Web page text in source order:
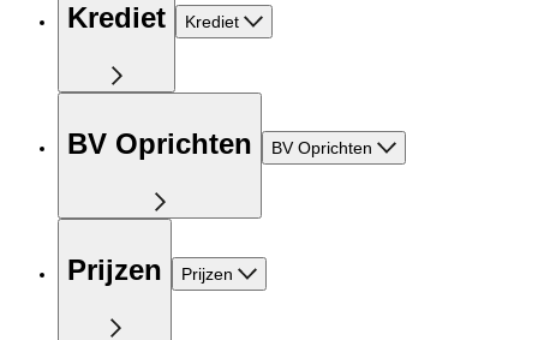
Krediet Krediet
BV Oprichten BV Oprichten
Prijzen Prijzen